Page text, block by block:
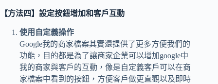
【方法四】設定按鈕增加和客戶互動
使用自定義操作
Google我的商家檔案其實還提供了更多方便我們的
功能，目的都是為了讓商家企業可以增加google中
我的商家與客戶的互動，像是自定義客戶可以在商
家檔案中看到的按鈕，方便客戶做更直觀以及即時